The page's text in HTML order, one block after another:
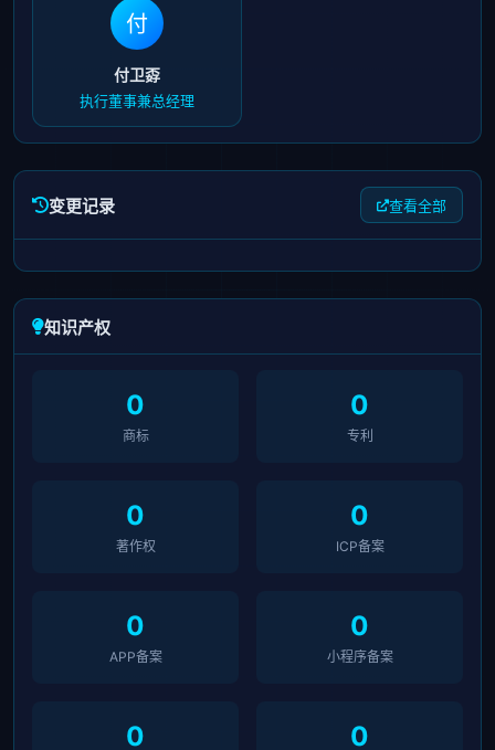
付
付卫孬
执行董事兼总经理
变更记录 查看全部
知识产权
0
商标
0
专利
0
著作权
0
ICP备案
0
APP备案
0
小程序备案
0 0